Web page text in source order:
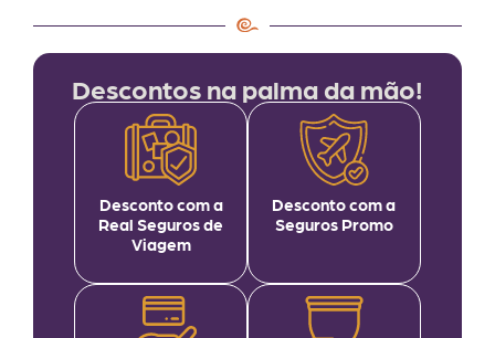
Descontos na palma da mão!
Desconto com a
Real Seguros de
Viagem
Desconto com a
Seguros Promo